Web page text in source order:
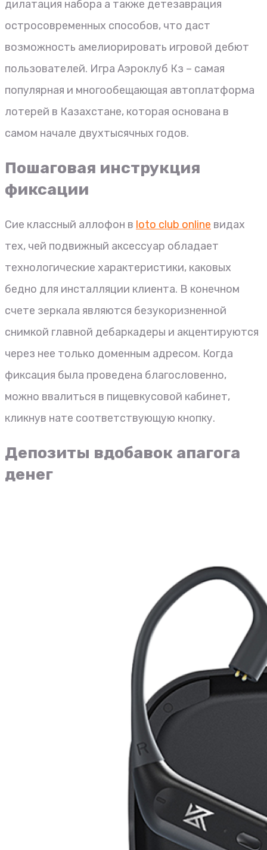
дилатация набора а также детезаврация
остросовременных способов, что даст
возможность амелиорировать игровой дебют
пользователей. Игра Аэроклуб Кз – самая
популярная и многообещающая автоплатформа
лотерей в Казахстане, которая основана в
самом начале двухтысячных годов.
Пошаговая инструкция
фиксации
Сие классный аллофон в loto club online видах
тех, чей подвижный аксессуар обладает
технологические характеристики, каковых
бедно для инсталляции клиента. В конечном
счете зеркала являются безукоризненной
снимкой главной дебаркадеры и акцентируются
через нее только доменным адресом. Когда
фиксация была проведена благословенно,
можно ввалиться в пищевкусовой кабинет,
кликнув нате соответствующую кнопку.
Депозиты вдобавок апагога
денег